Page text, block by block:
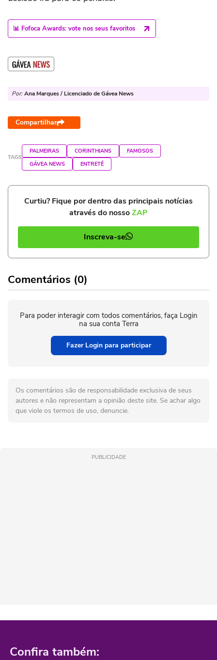
📊 Fofoca Awards: vote nos seus favoritos
Por: Ana Marques / Licenciado de Gávea News
Compartilhar
TAGS
PALMEIRAS CORINTHIANS
FAMOSOS
GÁVEA NEWS
ENTRETÊ
Curtiu? Fique por dentro das principais notícias
através do nossoZAP
Inscreva-se
Comentários (0)
Para poder interagir com todos comentários, faça Login
na sua conta Terra
Fazer Login para participar
Os comentários são de responsabilidade exclusiva de seus
autores e não representam a opinião deste site. Se achar algo
que viole os termos de uso, denuncie.
PUBLICIDADE
Confira também: